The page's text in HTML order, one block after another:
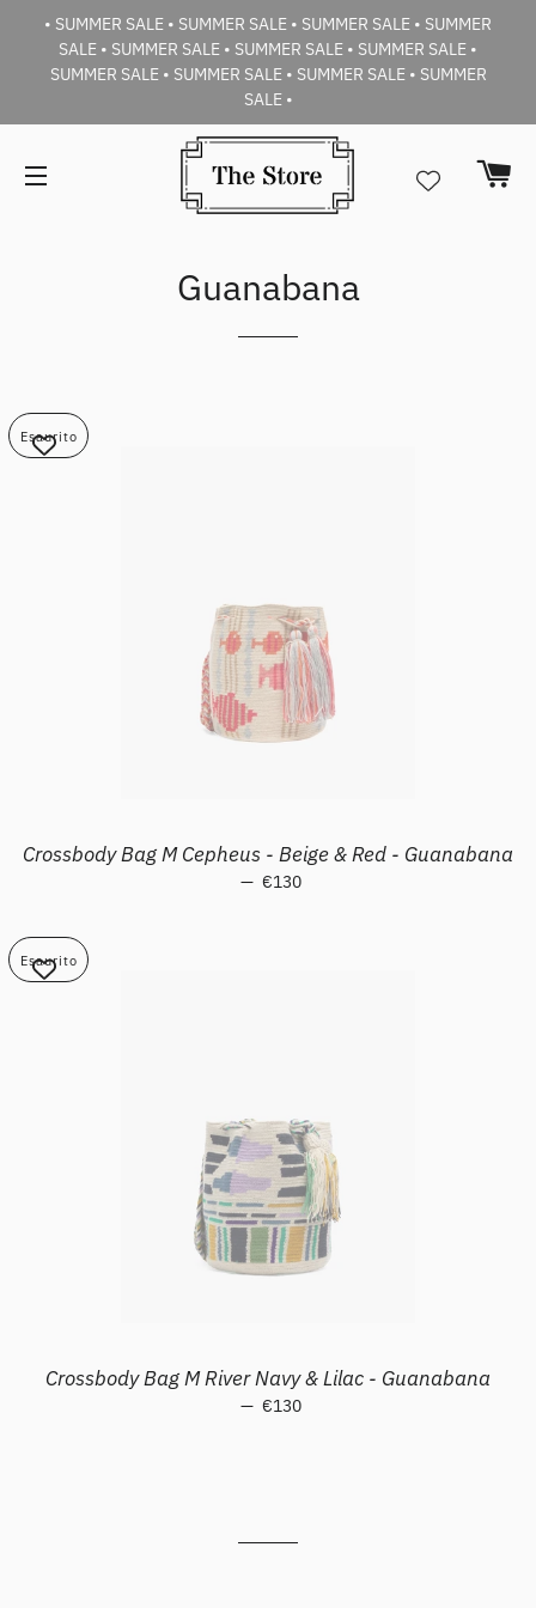
• SUMMER SALE • SUMMER SALE • SUMMER SALE • SUMMER
SALE • SUMMER SALE • SUMMER SALE • SUMMER SALE •
SUMMER SALE • SUMMER SALE • SUMMER SALE • SUMMER
SALE •
Navigazione del sito
Guanabana
Esaurito
Crossbody Bag M Cepheus - Beige & Red - Guanabana
— Prezzo di listino
€130
Esaurito
Crossbody Bag M River Navy & Lilac - Guanabana
— Prezzo di listino
€130